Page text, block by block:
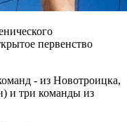
первенство
- из Новотроицка,
и три команды из